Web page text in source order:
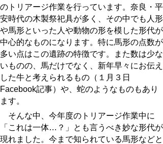
のトリアージ作業を行っています。奈良・平
安時代の木製祭祀具が多く、その中でも人形
や馬形といった人や動物の形を模した形代が
中心的なものになります。特に馬形の点数が
多い点はこの遺跡の特徴です。また数は少な
いものの、馬だけでなく、新年早々にお伝え
した牛と考えられるもの（１月３日
Facebook記事）や、蛇のようなものもあり
ます。
そんな中、今年度のトリアージ作業中に
「これは一体…？」とも言うべき妙な形代が
現れました。今まで知られている馬形などと